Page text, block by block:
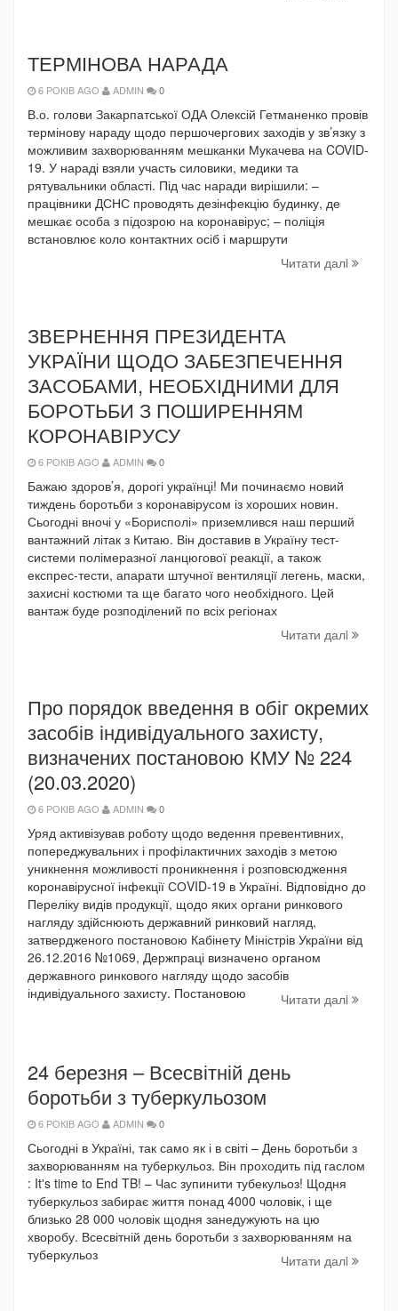
ТЕРМІНОВА НАРАДА
6 РОКІВ AGO ADMIN 0
В.о. голови Закарпатської ОДА Олексій Гетманенко провів
термінову нараду щодо першочергових заходів у зв’язку з
можливим захворюванням мешканки Мукачева на COVID-
19. У нараді взяли участь силовики, медики та
рятувальники області. Під час наради вирішили: –
працівники ДСНС проводять дезінфекцію будинку, де
мешкає особа з підозрою на коронавірус; – поліція
встановлює коло контактних осіб і маршрути
Читати далi
ЗВЕРНЕННЯ ПРЕЗИДЕНТА
УКРАЇНИ ЩОДО ЗАБЕЗПЕЧЕННЯ
ЗАСОБАМИ, НЕОБХІДНИМИ ДЛЯ
БОРОТЬБИ З ПОШИРЕННЯМ
КОРОНАВІРУСУ
6 РОКІВ AGO ADMIN 0
Бажаю здоров’я, дорогі українці! Ми починаємо новий
тиждень боротьби з коронавірусом із хороших новин.
Сьогодні вночі у «Борисполі» приземлився наш перший
вантажний літак з Китаю. Він доставив в Україну тест-
системи полімеразної ланцюгової реакції, а також
експрес-тести, апарати штучної вентиляції легень, маски,
захисні костюми та ще багато чого необхідного. Цей
вантаж буде розподілений по всіх регіонах
Читати далi
Про порядок введення в обіг окремих
засобів індивідуального захисту,
визначених постановою КМУ № 224
(20.03.2020)
6 РОКІВ AGO ADMIN 0
Уряд активізував роботу щодо ведення превентивних,
попереджувальних і профілактичних заходів з метою
уникнення можливості проникнення і розповсюдження
коронавірусної інфекції СОVID-19 в Україні. Відповідно до
Переліку видів продукції, щодо яких органи ринкового
нагляду здійснюють державний ринковий нагляд,
затвердженого постановою Кабінету Міністрів України від
26.12.2016 №1069, Держпраці визначено органом
державного ринкового нагляду щодо засобів
індивідуального захисту. Постановою
Читати далi
24 березня – Всесвітній день
боротьби з туберкульозом
6 РОКІВ AGO ADMIN 0
Сьогодні в Україні, так само як і в світі – День боротьби з
захворюванням на туберкульоз. Він проходить під гаслом
: It's time to End TB! – Час зупинити тубекульоз! Щодня
туберкульоз забирає життя понад 4000 чоловік, і ще
близько 28 000 чоловік щодня занедужують на цю
хворобу. Всесвітній день боротьби з захворюванням на
туберкульоз
Читати далi